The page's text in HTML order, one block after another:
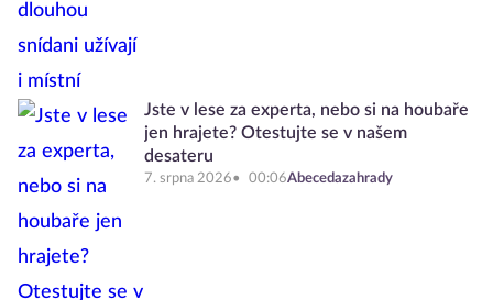
Jste v lese za experta, nebo si na houbaře
jen hrajete? Otestujte se v našem
desateru
7. srpna 2026 00:06Abecedazahrady